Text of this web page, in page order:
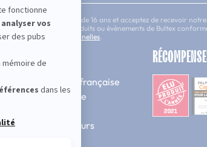
confirmez avoir plus de 16 ans et acceptez de recevoir
offres, services, produits ou évènements de Bultex
des données personnelles
A PROPOS
Fabrication française
Notre histoire
Nos revendeurs